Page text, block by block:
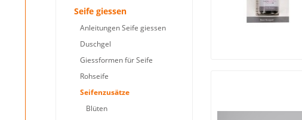
Seife giessen
Anleitungen Seife giessen
Duschgel
Giessformen für Seife
Rohseife
Seifenzusätze
Blüten